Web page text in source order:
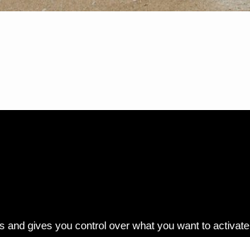
Mentions Légales-Politique de confidentialité
and gives you control over what you want to activate